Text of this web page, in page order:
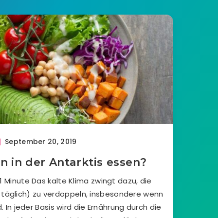
September 20, 2019
in der Antarktis essen?
Minute Das kalte Klima zwingt dazu, die
zu verdoppeln, insbesondere wenn
jeder Basis wird die Ernährung durch die